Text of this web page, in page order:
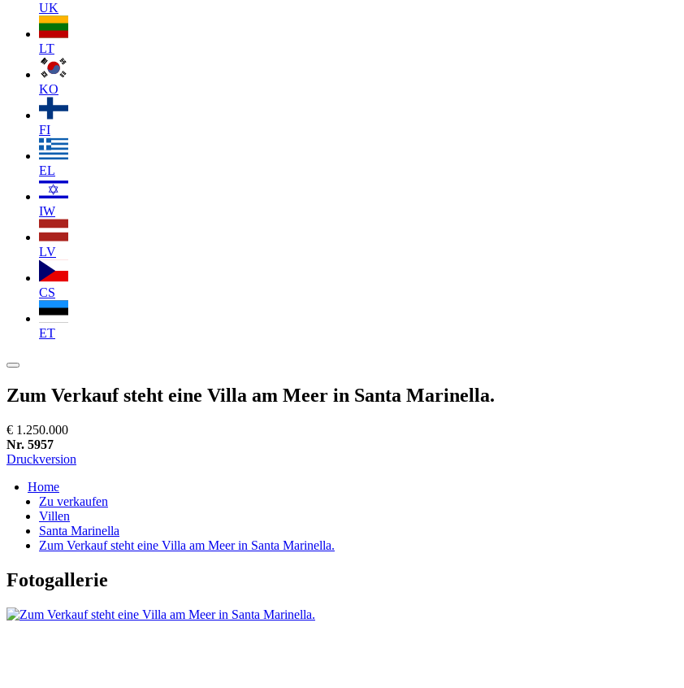
UK
LT
KO
FI
EL
IW
LV
CS
ET
Zum Verkauf steht eine Villa am Meer in Santa Marinella.
€ 1.250.000
Nr. 5957
Druckversion
Home
Zu verkaufen
Villen
Santa Marinella
Zum Verkauf steht eine Villa am Meer in Santa Marinella.
Fotogallerie